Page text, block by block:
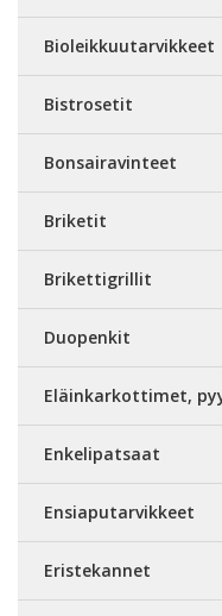
Bioleikkuutarvikkeet
Bistrosetit
Bonsairavinteet
Briketit
Brikettigrillit
Duopenkit
Eläinkarkottimet,
Enkelipatsaat
Ensiaputarvikkeet
Eristekannet